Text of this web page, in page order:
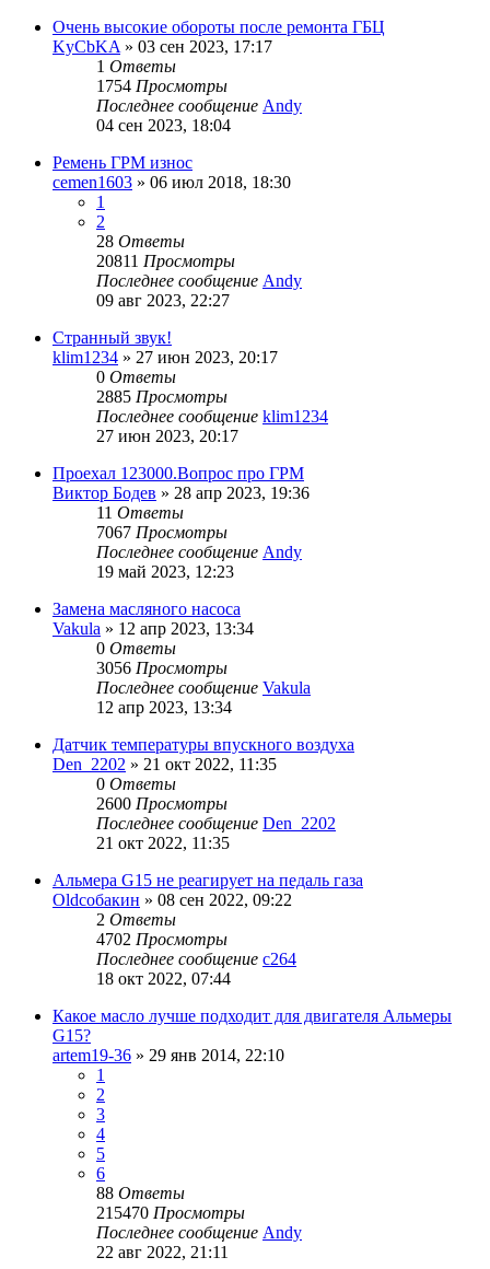
Очень высокие обороты после ремонта ГБЦ
KyCbKA » 03 сен 2023, 17:17
1 Ответы
1754 Просмотры
Последнее сообщение Andy
04 сен 2023, 18:04
Ремень ГРМ износ
cemen1603 » 06 июл 2018, 18:30
1
2
28 Ответы
20811 Просмотры
Последнее сообщение Andy
09 авг 2023, 22:27
Странный звук!
klim1234 » 27 июн 2023, 20:17
0 Ответы
2885 Просмотры
Последнее сообщение klim1234
27 июн 2023, 20:17
Проехал 123000.Вопрос про ГРМ
Виктор Бодев » 28 апр 2023, 19:36
11 Ответы
7067 Просмотры
Последнее сообщение Andy
19 май 2023, 12:23
Замена масляного насоса
Vakula » 12 апр 2023, 13:34
0 Ответы
3056 Просмотры
Последнее сообщение Vakula
12 апр 2023, 13:34
Датчик температуры впускного воздуха
Den_2202 » 21 окт 2022, 11:35
0 Ответы
2600 Просмотры
Последнее сообщение Den_2202
21 окт 2022, 11:35
Альмера G15 не реагирует на педаль газа
Oldсобакин » 08 сен 2022, 09:22
2 Ответы
4702 Просмотры
Последнее сообщение c264
18 окт 2022, 07:44
Какое масло лучше подходит для двигателя Альмеры
G15?
artem19-36 » 29 янв 2014, 22:10
1
2
3
4
5
6
88 Ответы
215470 Просмотры
Последнее сообщение Andy
22 авг 2022, 21:11